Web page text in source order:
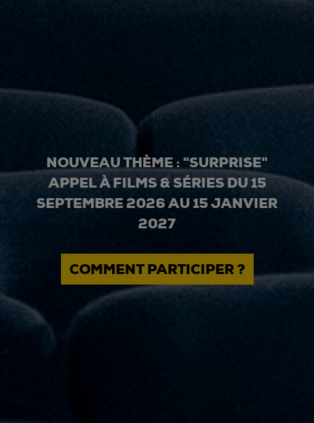
NOUVEAU THÈME : "SURPRISE"
APPEL À FILMS & SÉRIES DU 15
SEPTEMBRE 2026 AU 15 JANVIER
2027
COMMENT PARTICIPER ?